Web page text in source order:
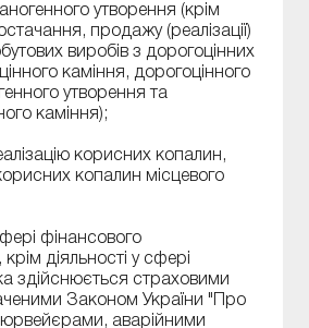
утворення (крім
продажу (реалізації)
виробів з дорогоцінних
каміння, дорогоцінного
утворення та
каміння);
корисних копалин,
корисних копалин місцевого
фінансового
діяльності у сфері
здійснюється страховими
Законом України "Про
аварійними